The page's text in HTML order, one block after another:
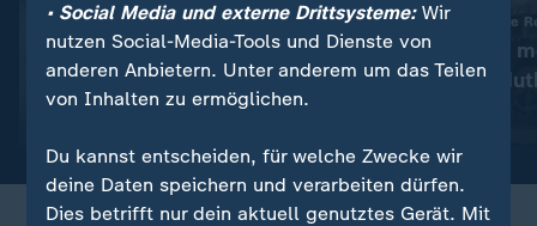
Ungenügender Kinderschutz:
Meta: US-Gericht verhängt
Millionenstrafe
Von Iran unterstützte
Saudi-Arabien
Angriffe der
• Social Media und externe Drittsysteme:Wir
nutzen Social-Media-Tools und Dienste von
anderen Anbietern. Unter anderem um das Teilen
von Inhalten zu ermöglichen.
Du kannst entscheiden, für welche Zwecke wir
deine Daten speichern und verarbeiten dürfen.
Dies betrifft nur dein aktuell genutztes Gerät. Mit